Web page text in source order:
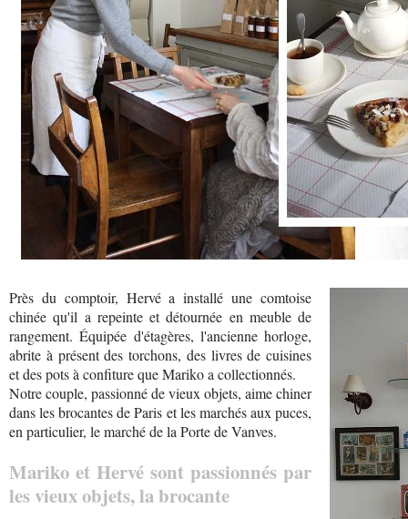
Près du comptoir, Hervé a installé une comtoise
chinée qu'il a repeinte et détournée en meuble de
rangement. Équipée d'étagères, l'ancienne horloge,
abrite à présent des torchons, des livres de cuisines
et des pots à confiture que Mariko a collectionnés.
Notre couple, passionné de vieux objets, aime chiner
dans les brocantes de Paris et les marchés aux puces,
en particulier, le marché de la Porte de Vanves.
Mariko et Hervé sont passionnés par
les vieux objets, la brocante